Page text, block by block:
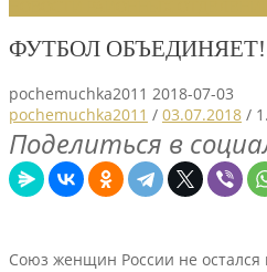
ФУТБОЛ ОБЪЕДИНЯЕТ!
pochemuchka2011 2018-07-03
pochemuchka2011 / 03.07.2018 /
Поделиться в
Союз женщин России не остался